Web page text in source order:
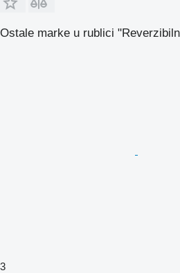
Ostale marke u rublici
3